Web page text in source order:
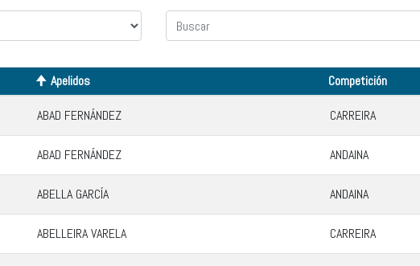
Apelidos Competición
ABAD FERNÁNDEZ CARREIRA
ABAD FERNÁNDEZ ANDAINA
ABELLA GARCÍA ANDAINA
ABELLEIRA VARELA CARREIRA